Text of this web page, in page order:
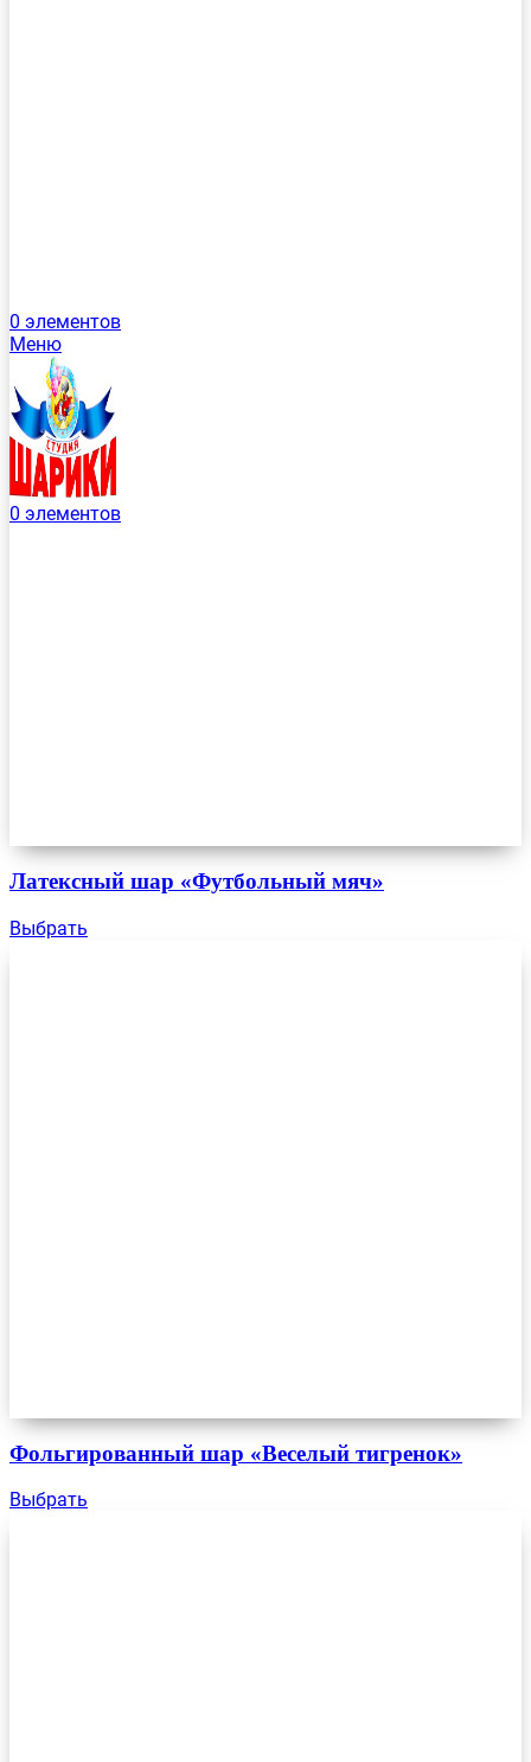
0 элементов
Меню
0 элементов
Латексный шар «Футбольный мяч»
Выбрать
Фольгированный шар «Веселый тигренок»
Выбрать